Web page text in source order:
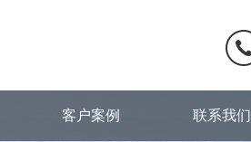
客户案例 联系我们